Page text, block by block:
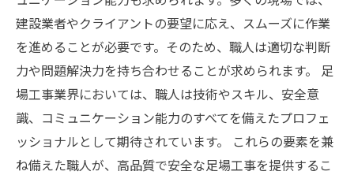
建設業者やクライアントの要望に応え、スムーズに作業
を進めることが必要です。そのため、職人は適切な判断
力や問題解決力を持ち合わせることが求められます。 足
場工事業界においては、職人は技術やスキル、安全意
識、コミュニケーション能力のすべてを備えたプロフェ
ッショナルとして期待されています。 これらの要素を兼
ね備えた職人が、高品質で安全な足場工事を提供するこ